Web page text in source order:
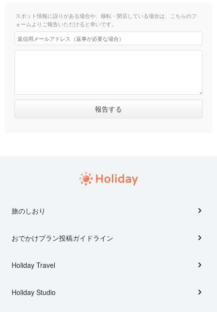
スポット情報に誤りがある場合や、移転・閉店している場合は、こちらのフ
ォームよりご報告いただけると幸いです。
旅のしおり
おでかけプラン投稿ガイドライン
Holiday Travel
Holiday Studio